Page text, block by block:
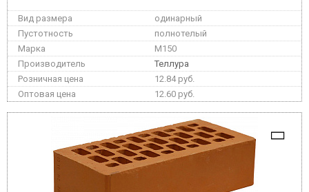
одинарный
полнотелый
M150
Теллура
12.84 руб.
12.60 руб.